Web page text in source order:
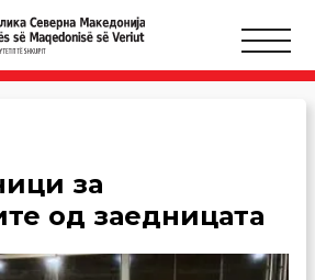
за
од заедницата